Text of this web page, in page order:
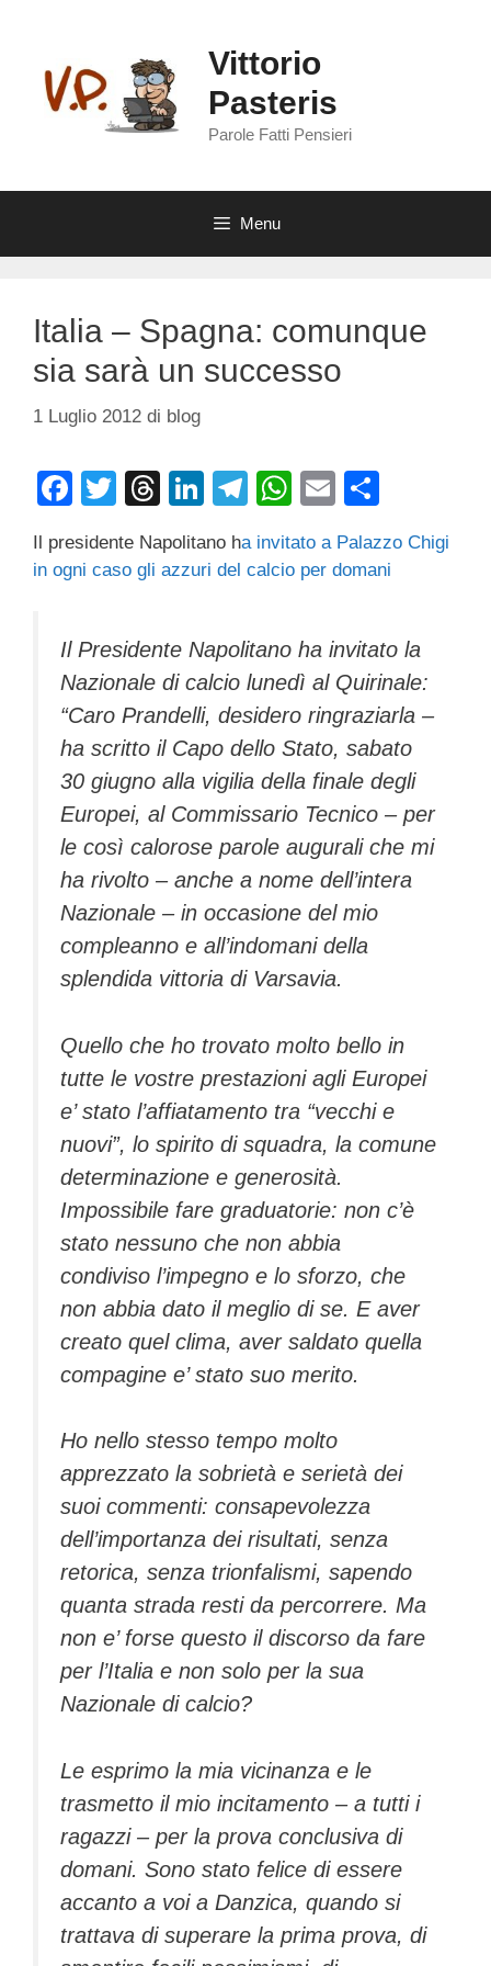
contenuto
Vittorio
Pasteris
Parole Fatti Pensieri
Menu
Italia – Spagna: comunque
sia sarà un successo
1 Luglio 2012 di blog
F
c
o
o
k
T
tt
er
T
e
s
Li
k
n
T
e
m
W
at
s
p
p
E
ail n
di
Il presidente Napolitano ha invitato a Palazzo Chigi
in ogni caso gli azzuri del calcio per domani
Il Presidente Napolitano ha invitato la
Nazionale di calcio lunedì al Quirinale:
“Caro Prandelli, desidero ringraziarla –
ha scritto il Capo dello Stato, sabato
30 giugno alla vigilia della finale degli
Europei, al Commissario Tecnico – per
le così calorose parole augurali che mi
ha rivolto – anche a nome dell’intera
Nazionale – in occasione del mio
compleanno e all’indomani della
splendida vittoria di Varsavia.
Quello che ho trovato molto bello in
tutte le vostre prestazioni agli Europei
e’ stato l’affiatamento tra “vecchi e
nuovi”, lo spirito di squadra, la comune
determinazione e generosità.
Impossibile fare graduatorie: non c’è
stato nessuno che non abbia
condiviso l’impegno e lo sforzo, che
non abbia dato il meglio di se. E aver
creato quel clima, aver saldato quella
compagine e’ stato suo merito.
Ho nello stesso tempo molto
apprezzato la sobrietà e serietà dei
suoi commenti: consapevolezza
dell’importanza dei risultati, senza
retorica, senza trionfalismi, sapendo
quanta strada resti da percorrere. Ma
non e’ forse questo il discorso da fare
per l’Italia e non solo per la sua
Nazionale di calcio?
Le esprimo la mia vicinanza e le
trasmetto il mio incitamento – a tutti i
ragazzi – per la prova conclusiva di
domani. Sono stato felice di essere
accanto a voi a Danzica, quando si
trattava di superare la prima prova, di